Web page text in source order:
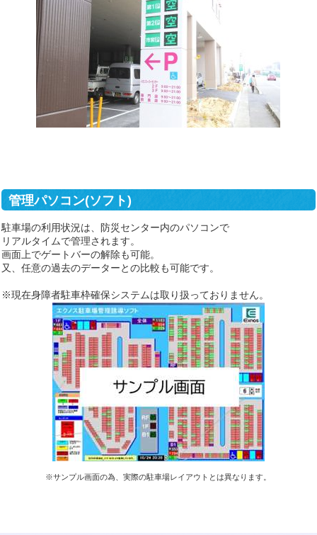
管理パソコン(ソフト)
駐車場の利用状況は、防災センター内のパソコンで
リアルタイムで管理されます。
画面上でゲートバーの解除も可能。
又、任意の過去のデーターとの比較も可能です。
※現在身障者駐車枠確保システムは取り扱っておりません。
※サンプル画面の為、実際の駐車場レイアウトとは異なります。